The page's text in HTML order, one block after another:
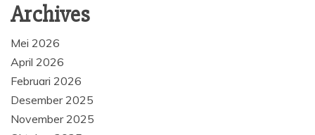
Archives
Mei 2026
April 2026
Februari 2026
Desember 2025
November 2025